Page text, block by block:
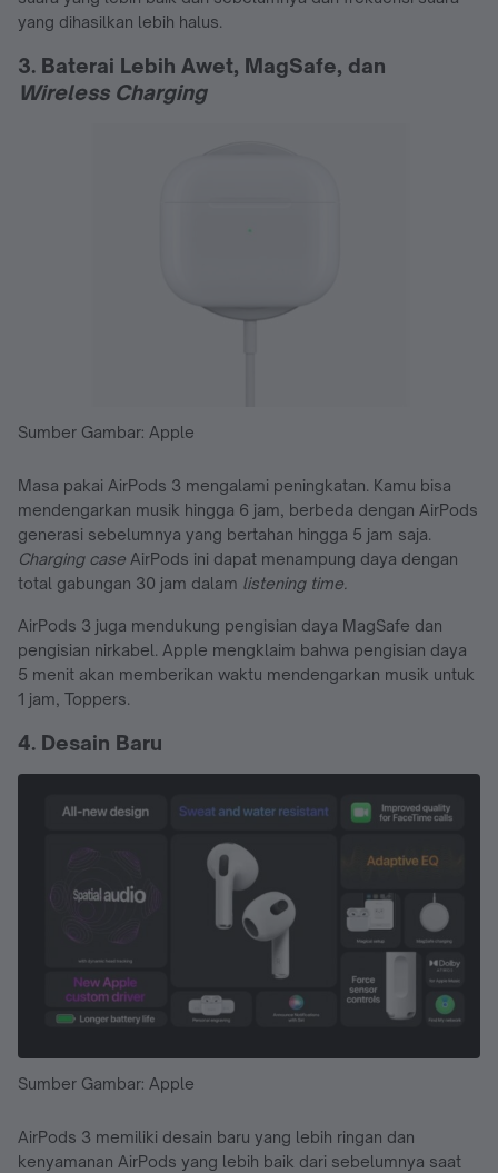
yang dihasilkan lebih halus.
3. Baterai Lebih Awet, MagSafe, dan
Wireless Charging
Sumber Gambar: Apple
Masa pakai AirPods 3 mengalami peningkatan. Kamu bisa
mendengarkan musik hingga 6 jam, berbeda dengan AirPods
generasi sebelumnya yang bertahan hingga 5 jam saja.
Charging case AirPods ini dapat menampung daya dengan
total gabungan 30 jam dalam listening time.
AirPods 3 juga mendukung pengisian daya MagSafe dan
pengisian nirkabel. Apple mengklaim bahwa pengisian daya
5 menit akan memberikan waktu mendengarkan musik untuk
1 jam, Toppers.
4. Desain Baru
Sumber Gambar: Apple
AirPods 3 memiliki desain baru yang lebih ringan dan
kenyamanan AirPods yang lebih baik dari sebelumnya saat